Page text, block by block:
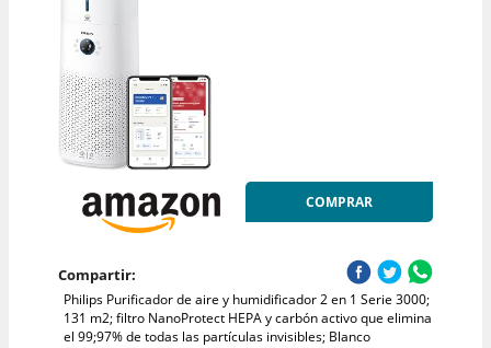
COMPRAR
Compartir:
Philips Purificador de aire y humidificador 2 en 1 Serie 3000;
131 m2; filtro NanoProtect HEPA y carbón activo que elimina
el 99;97% de todas las partículas invisibles; Blanco